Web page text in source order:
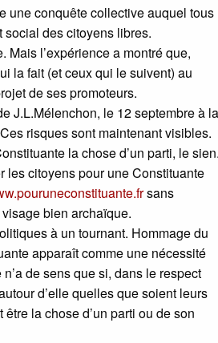
une conquête collective auquel tous
social des citoyens libres.
l’expérience a montré que,
la fait (et ceux qui le suivent) au
de ses promoteurs.
J.L.Mélenchon, le 12 septembre à la
risques sont maintenant visibles.
la chose d’un parti, le sien.
les citoyens pour une Constituante
sans
bien archaïque.
à un tournant. Hommage du
apparaît comme une nécessité
de sens que si, dans le respect
d’elle quelles que soient leurs
la chose d’un parti ou de son